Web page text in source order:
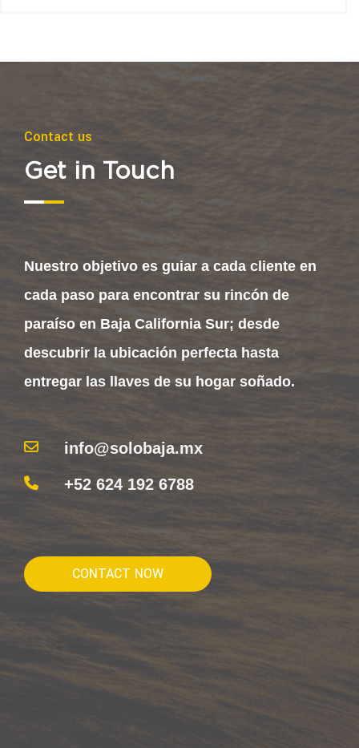
Contact us
Get in Touch
Nuestro objetivo es guiar a cada cliente en
cada paso para encontrar su rincón de
paraíso en Baja California Sur; desde
descubrir la ubicación perfecta hasta
entregar las llaves de su hogar soñado.
+52 624 192 6788
info@solobaja.mx
CONTACT NOW